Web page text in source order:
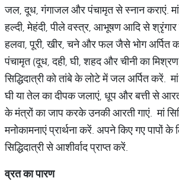
जल, दूध, गंगाजल और पंचामृत से स्नान कराएं. मां
हल्दी, मेहंदी, पीले वस्त्र, आभूषण आदि से श्रृंगार
हलवा, पूरी, खीर, चने और फल जैसे भोग अर्पित करें.
पंचामृत (दूध, दही, घी, शहद और चीनी का
सिद्धिदात्री को तांबे के लोटे में जल अर्पित करें. मां
घी या तेल का दीपक जलाएं, धूप और बत्ती से आरती
के मंत्रों का जाप करके उनकी आरती गाएं. मां
मनोकामनाएं प्रार्थना करें. अपने किए गए पापों के
सिद्धिदात्री से आशीर्वाद प्राप्त करें.
व्रत का पारण